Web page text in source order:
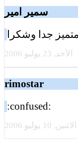
سمير امير
الأحد, 23 يوليو 2006
rimostar
:confused:
الاثنين, 10 يوليو 2006